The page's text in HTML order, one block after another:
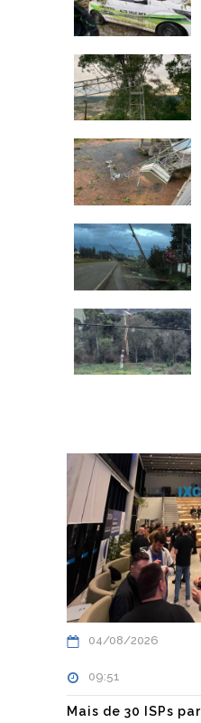
04/08/2026
09:51
Mais de 30 ISPs